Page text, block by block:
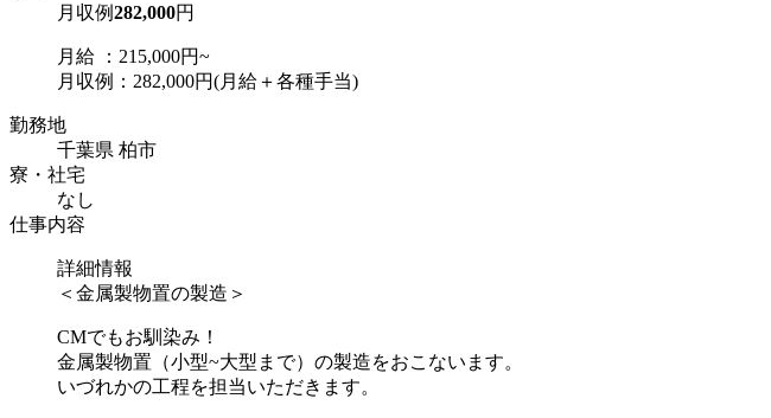
月収例282,000円
月給 ：215,000円~
月収例：282,000円(月給＋各種手当)
勤務地
千葉県 柏市
寮・社宅
なし
仕事内容
詳細情報
＜金属製物置の製造＞
CMでもお馴染み！
金属製物置（小型~大型まで）の製造をおこないます。
いづれかの工程を担当いただきます。